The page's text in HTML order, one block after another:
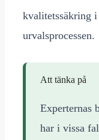
kvalitetssäkring i
urvalsprocessen.
Att tänka på
Experternas
har i vissa